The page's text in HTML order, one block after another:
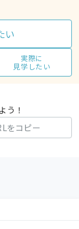
い
実際に
見学したい
う！
をコピー